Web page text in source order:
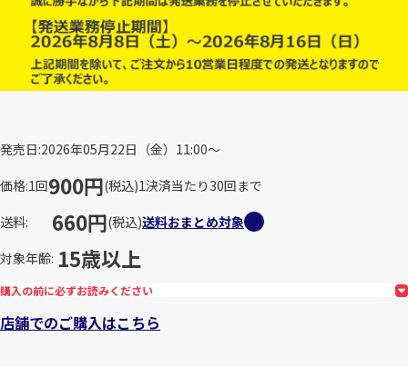
発売日 2026年05月22日（金）11:00～
価格 1回900円(税込)1決済当たり30回まで
送料
660円(税込)送料おまとめ対象
対象年齢 15歳以上
購入の前に必ずお読みください
店舗でのご購入はこちら